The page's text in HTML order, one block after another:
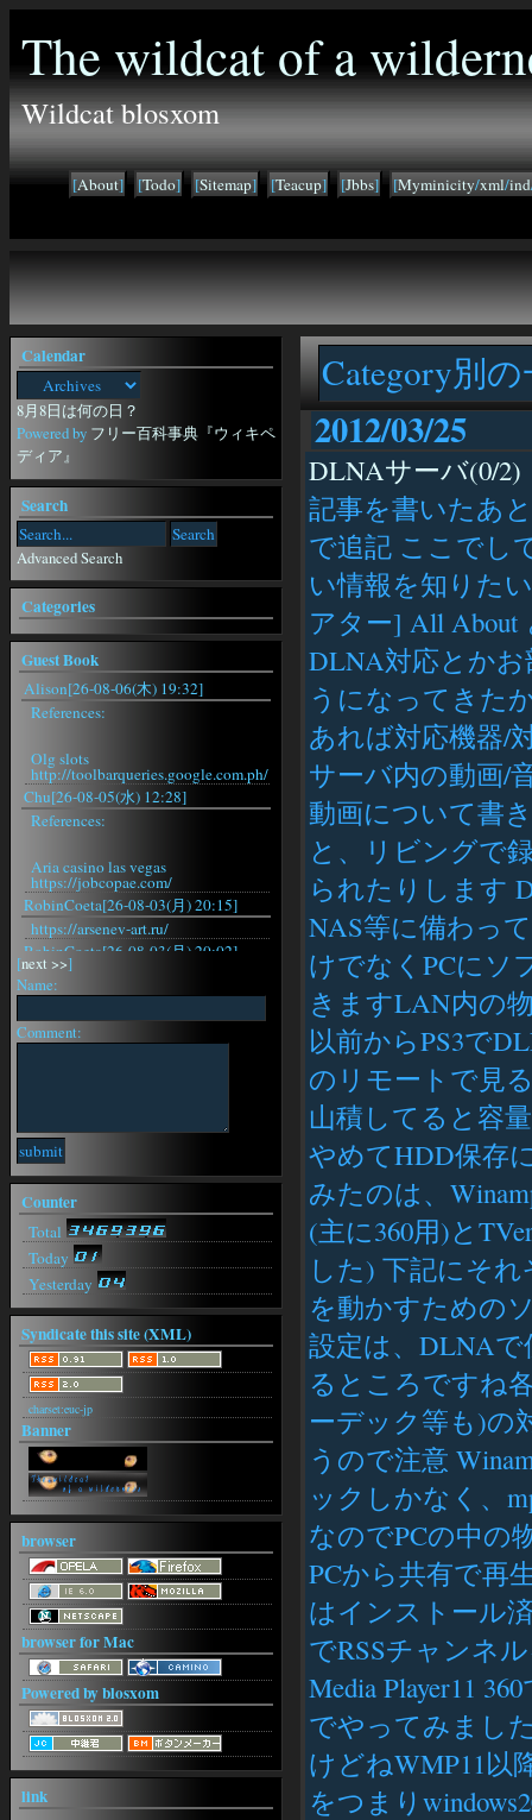
The wildcat of a
Wildcat blosxom
[About] [Todo] [Sitemap] [Teacup] [Jbbs] [Myminicity/xml/ind
Category別
2012/03/25
DLNAサーバ(0/2)
記事を書いたあ
で追記 ここでし
い情報を知りた
アター] All
DLNA対応とか
うになってきた
あれば対応機器/
サーバ内の動画/
動画について書
と、リビングで
られたりします
NAS等に備わっ
けでなくPCにソ
きますLAN内の
以前からPS3で
のリモートで見
山積してると容
やめてHDD保存
みたのは、
(主に360用)と
した) 下記にそ
を動かすための
設定は、DLNA
るところですね
ーデック等も)の
うので注意
ックしかなく、
なのでPCの中の
PCから共有で再
はインストール
でRSSチャンネ
Media Player11
でやってみまし
けどねWMP11以
をつまり
Calendar
8月8日は何の日？
Powered by フリー百科事典『ウィキペ
ディア』
Search
Advanced Search
Categories
Guest Book
Alison[26-08-06(木) 19:32]
References:
Olg slots
http://toolbarqueries.google.com.ph/
Chu[26-08-05(水) 12:28]
References:
Aria casino las vegas
https://jobcopae.com/
RobinCoeta[26-08-03(月) 20:15]
https://arsenev-art.ru/
RobinCoeta[26-08-03(月) 20:02]
https://arsenev-art.ru/
RobinCoeta[26-08-03(月) 19:29]
https://arsenev-art.ru/
RobinCoeta[26-08-03(月) 18:31]
RobinCoeta[26-08-03(月) 15:22]
https://arsenev-art.ru/
RobinCoeta[26-08-03(月) 15:16]
https://arsenev-art.ru/
RobinCoeta[26-08-03(月) 15:08]
https://arsenev-art.ru/
[next >>]
Name:
Comment:
Counter
Total
Today
Yesterday
Syndicate this site (XML)
charset:euc-jp
Banner
browser
browser for Mac
Powered by blosxom
link